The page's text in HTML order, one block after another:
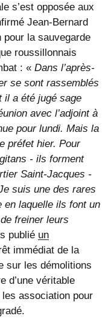
s’est opposée aux
Jean-Bernard
pour la sauvegarde
roussillonnais
: «Dans l’après-
se sont rassemblés
il a été jugé sage
avec l’adjoint à
pour lundi. Mais la
préfet hier. Pour
- ils forment
Saint-Jacques -
suis une des rares
en laquelle ils font un
freiner leurs
publié un
immédiat de la
sur les démolitions
d’une véritable
association pour